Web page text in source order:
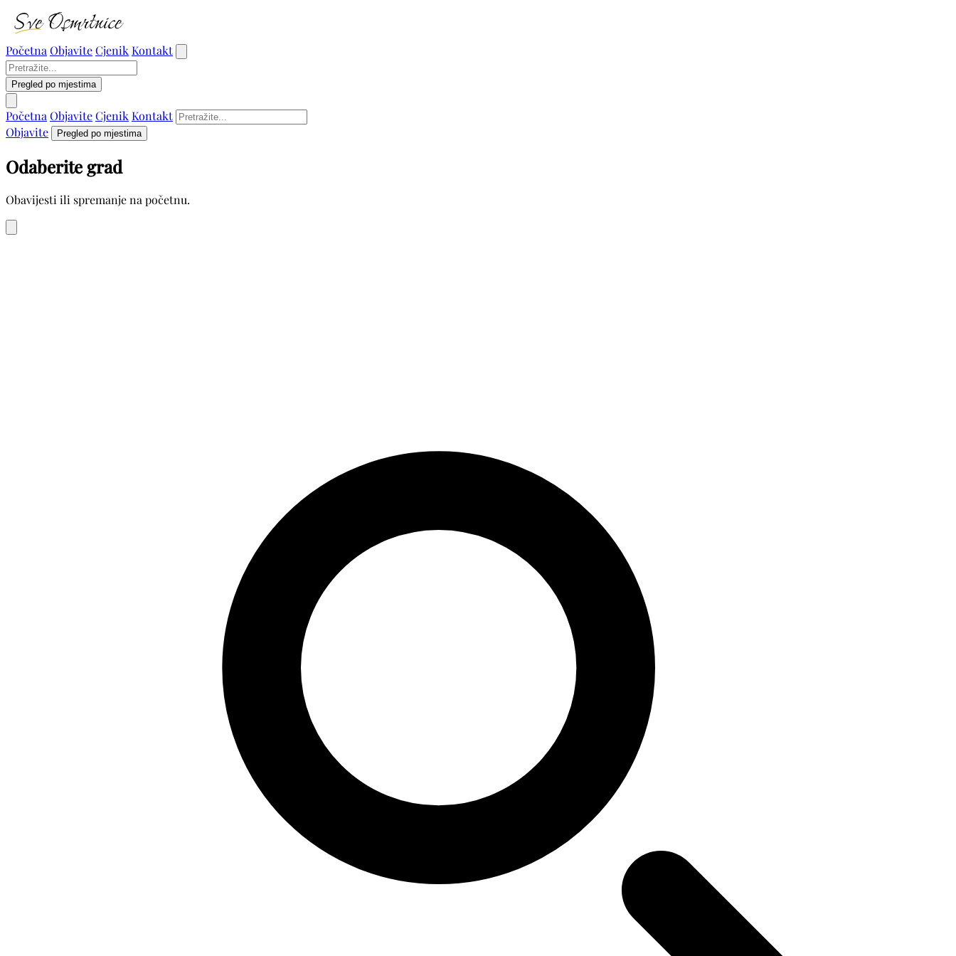
Početna ObjaviteCjenik Kontakt
Pregled po mjestima
Početna ObjaviteCjenik Kontakt
Objavite
Pregled po mjestima
Odaberite grad
Obavijesti ili spremanje na početnu.